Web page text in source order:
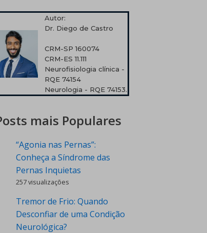
Autor:
Dr. Diego de Castro
CRM-SP 160074
CRM-ES 11.111
Neurofisiologia clínica -
RQE 74154
Neurologia - RQE 74153.
mais Populares
“Agonia nas Pernas”:
Conheça a Síndrome das
Pernas Inquietas
257 visualizações
Tremor de Frio: Quando
Desconfiar de uma Condição
Neurológica?